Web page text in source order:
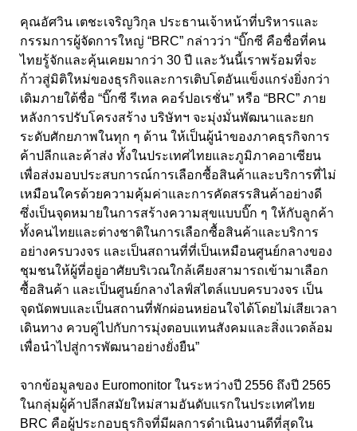
คุณอัศวิน เตชะเจริญวิกุล ประธานเจ้าหน้าที่บริหารและ
กรรมการผู้จัดการใหญ่ “BRC” กล่าวว่า “บิ๊กซี คือชื่อที่คน
ไทยรู้จักและคุ้นเคยมากว่า 30 ปี และวันนี้เราพร้อมที่จะ
ก้าวสู่มิติใหม่ของธุรกิจและการเติบโตอันแข็งแกร่งยิ่งกว่า
เดิมภายใต้ชื่อ “บิ๊กซี รีเทล คอร์ปอเรชั่น” หรือ “BRC” ภาย
หลังการปรับโครงสร้าง บริษัทฯ จะมุ่งมั่นพัฒนาและยก
ระดับศักยภาพในทุก ๆ ด้าน ให้เป็นผู้นำของภาคธุรกิจการ
ค้าปลีกและค้าส่ง ทั้งในประเทศไทยและภูมิภาคอาเซียน
เพื่อส่งมอบประสบการณ์การเลือกซื้อสินค้าและบริการที่ไม่
เหมือนใครด้วยความคุ้มค่าและการคัดสรรสินค้าอย่างดี
ซึ่งเป็นจุดหมายในการสร้างความสุขแบบบิ๊ก ๆ ให้กับลูกค้า
ทั้งคนไทยและต่างชาติในการเลือกซื้อสินค้าและบริการ
อย่างครบวงจร และเป็นสถานที่ที่เป็นเหมือนศูนย์กลางของ
ชุมชนให้ผู้ที่อยู่อาศัยบริเวณใกล้เคียงสามารถเข้ามาเลือก
ซื้อสินค้า และเป็นศูนย์กลางไลฟ์สไตล์แบบครบวงจร เป็น
จุดนัดพบและเป็นสถานที่พักผ่อนหย่อนใจได้โดยไม่เสียเวลา
เดินทาง ควบคู่ไปกับการมุ่งตอบแทนสังคมและสิ่งแวดล้อม
เพื่อนำไปสู่การพัฒนาอย่างยั่งยืน”
จากข้อมูลของ Euromonitor ในระหว่างปี 2556 ถึงปี 2565
ในกลุ่มผู้ค้าปลีกสมัยใหม่สามอันดับแรกในประเทศไทย
BRC คือผู้ประกอบธุรกิจที่มีผลการดำเนินงานดีที่สุดใน